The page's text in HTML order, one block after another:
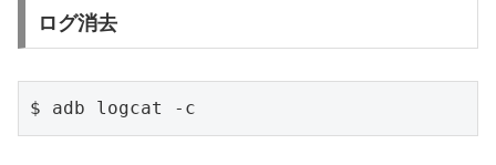
ログ消去
$ adb logcat -c